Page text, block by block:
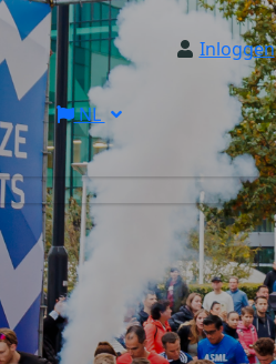
Inloggen
NL